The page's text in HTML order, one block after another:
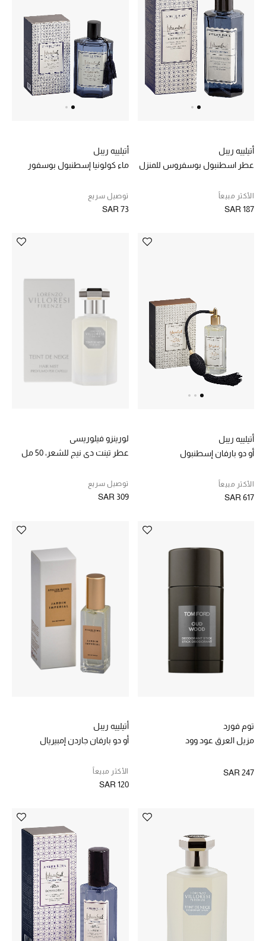
العودة إلى المدرسة
تسوقوا التشكيلة
الهدايا
ما وصلنا حديثا
الشموع والعطور المنزلية
تسوقوا للمنزل
إكسسوارات للرجال
هدايا مُعبرة
بطاقة الهدايا الإلكترونية
هدايا حسب المرسل إليه
هدايا حسب المناسبة
أتيلييه ريبل
عطر اسطنبول بوسفروس للمنزل
الأكثر مبيعاً
SAR 187
أتيلييه ريبل
ماء كولونيا إسطنبول بوسفور
توصيل سريع
SAR 73
أتيلييه ريبل
أو دو بارفان إسطنبول
الأكثر مبيعاً
SAR 617
لورينزو فيلوريسي
عطر تينت دي نيج للشعر، 50 مل
توصيل سريع
SAR 309
توم فورد
مزيل العرق عود وود
SAR 247
أتيلييه ريبل
أو دو بارفان جاردن إمبيريال
الأكثر مبيعاً
SAR 120